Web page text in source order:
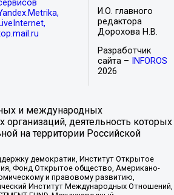
И.О. главного
редактора
Дорохова Н.В.
Разработчик
сайта –
INFOROS
2026
и международных
организаций, деятельность которых
на территории Российской
демократии, Институт Открытое
Фонд Открытое общество, Американо-
и правовому развитию,
Институт Международных Отношений,